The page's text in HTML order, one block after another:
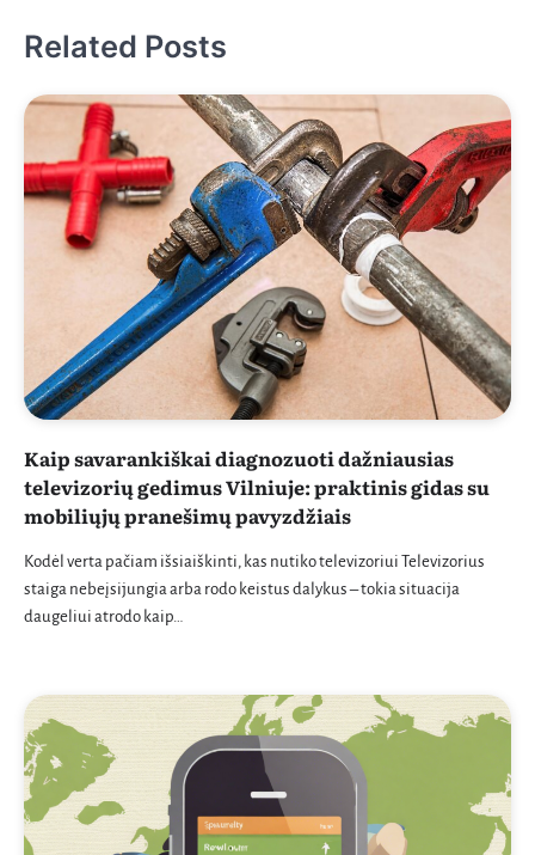
Related Posts
Kaip savarankiškai diagnozuoti dažniausias
televizorių gedimus Vilniuje: praktinis gidas su
mobiliųjų pranešimų pavyzdžiais
Kodėl verta pačiam išsiaiškinti, kas nutiko televizoriui Televizorius
staiga nebeįsijungia arba rodo keistus dalykus – tokia situacija
daugeliui atrodo kaip…